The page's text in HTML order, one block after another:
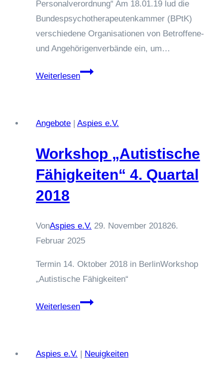
Personalverordnung“ Am 18.01.19 lud die
Bundespsychotherapeutenkammer (BPtK)
verschiedene Organisationen von Betroffene-
und Angehörigenverbände ein, um…
Weiterlesen18.01.19
Table
Betroffenen-
und
der
Bundespsychotherapeutenkammer
den
Themen
Patientenakte“
einer
Angebote Aspies e.V.
Workshop „Autistische
Fähigkeiten“ 4. Quartal
2018
VonAspies e.V. 29. November 201826.
Februar 2025
Termin 14. Oktober 2018 in BerlinWorkshop
„Autistische Fähigkeiten“
WeiterlesenWorkshop
Aspies e.V. Neuigkeiten